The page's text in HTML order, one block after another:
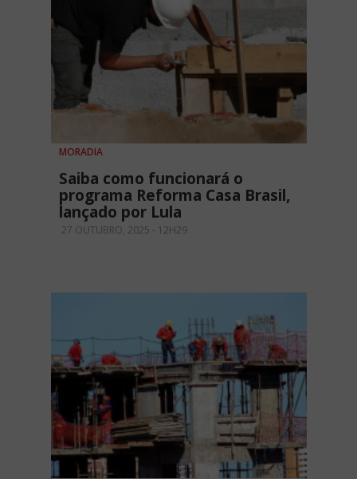
MORADIA
Saiba como funcionará o
programa Reforma Casa Brasil,
lançado por Lula
27 OUTUBRO, 2025 - 12H29